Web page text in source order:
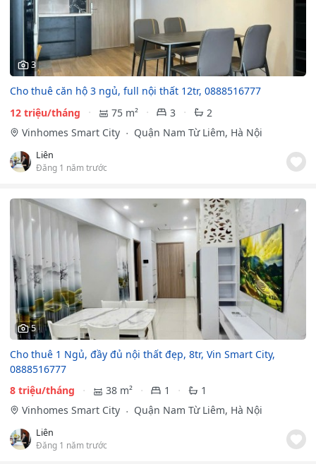
3
Cho thuê căn hộ 3 ngủ, full nội thất 12tr, 0888516777
12 triệu/tháng
75 m² 3
2
Vinhomes Smart City
Quận Nam Từ Liêm, Hà Nội
Liên
Đăng 1 năm trước
5
Cho thuê 1 Ngủ, đầy đủ nội thất đẹp, 8tr, Vin Smart City,
0888516777
8 triệu/tháng
38 m² 1
1
Vinhomes Smart City
Quận Nam Từ Liêm, Hà Nội
Liên
Đăng 1 năm trước